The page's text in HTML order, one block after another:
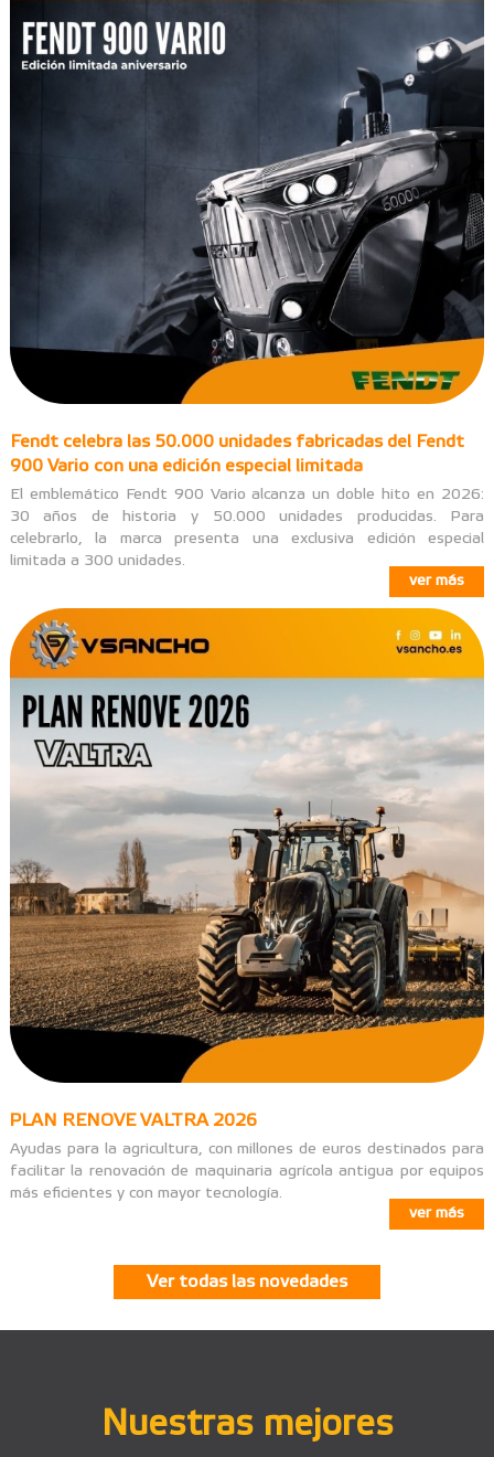
Fendt celebra las 50.000 unidades fabricadas del Fendt
900 Vario con una edición especial limitada
El emblemático Fendt 900 Vario alcanza un doble hito en 2026:
30 años de historia y 50.000 unidades producidas. Para
celebrarlo, la marca presenta una exclusiva edición especial
limitada a 300 unidades.
ver más
PLAN RENOVE VALTRA 2026
Ayudas para la agricultura, con millones de euros destinados para
facilitar la renovación de maquinaria agrícola antigua por equipos
más eficientes y con mayor tecnología.
ver más
Ver todas las novedades
Nuestras mejores